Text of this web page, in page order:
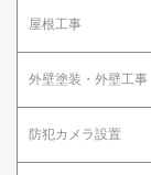
屋根工事
外壁塗装・外壁工事
防犯カメラ設置